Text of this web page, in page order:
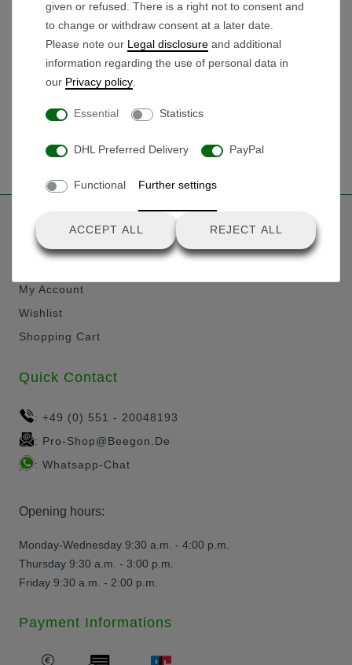
ANTRAG SENDEN
Customer Area
My Account
Wishlist
Shopping Cart
Quick Contact
: +49 (0) 551 - 20048193
: Pro-Shop@beegon.de
: Whatsapp-Chat
Opening hours:
Monday-Wednesday 9:30 a.m. - 4:00 p.m.
Thursday 9:30 a.m. - 3:00 p.m.
Friday 9:30 a.m. - 2:00 p.m.
Payment Informations
given or refused. There is a right not to consent and
to change or withdraw consent at a later date.
Please note our Legal disclosure and additional
information regarding the use of personal data in
our Privacy policy
Essential Statistics
DHL Preferred Delivery PayPal
Functional Further settings
ACCEPT ALL REJECT ALL